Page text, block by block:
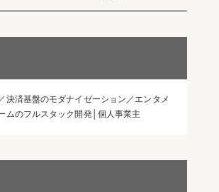
決済基盤のモダナイゼーション／エンタメ
ムのフルスタック開発│個人事業主